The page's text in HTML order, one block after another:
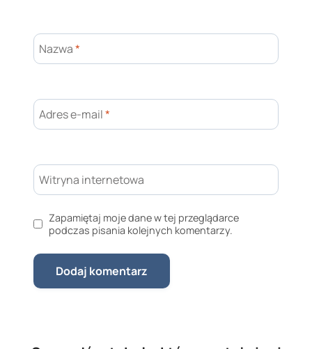
Nazwa*
Adres e-mail*
Witryna internetowa
Zapamiętaj moje dane w tej przeglądarce
podczas pisania kolejnych komentarzy.